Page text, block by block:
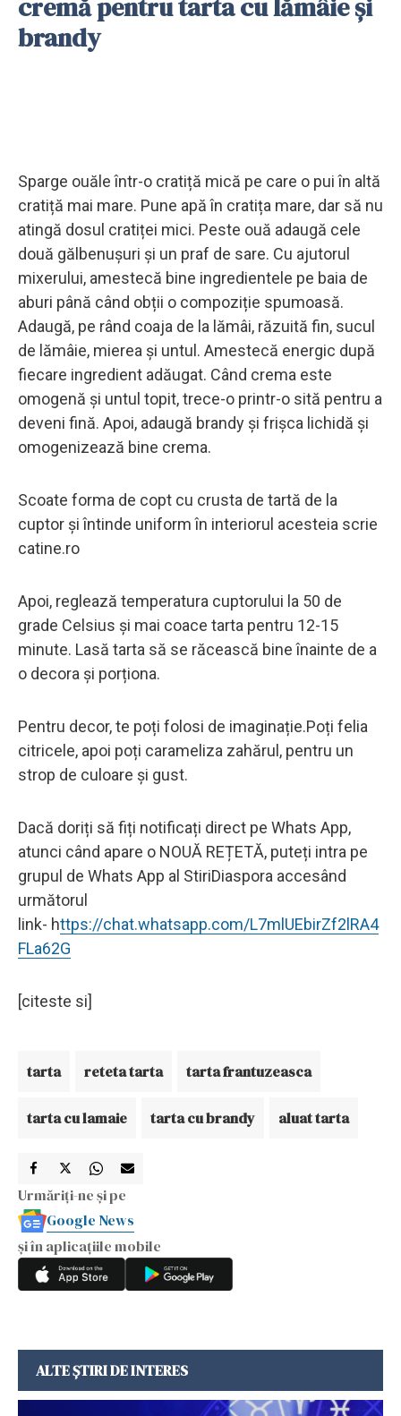
brandy
Sparge ouăle într-o cratiță mică pe care o pui în altă
cratiță mai mare. Pune apă în cratița mare, dar să nu
atingă dosul cratiței mici. Peste ouă adaugă cele
două gălbenușuri și un praf de sare. Cu ajutorul
mixerului, amestecă bine ingredientele pe baia de
aburi până când obții o compoziție spumoasă.
Adaugă, pe rând coaja de la lămâi, răzuită fin, sucul
de lămâie, mierea și untul. Amestecă energic după
fiecare ingredient adăugat. Când crema este
omogenă și untul topit, trece-o printr-o sită pentru a
deveni fină. Apoi, adaugă brandy și frișca lichidă și
omogenizează bine crema.
Scoate forma de copt cu crusta de tartă de la
cuptor și întinde uniform în interiorul acesteia scrie
catine.ro
Apoi, reglează temperatura cuptorului la 50 de
grade Celsius și mai coace tarta pentru 12-15
minute. Lasă tarta să se răcească bine înainte de a
o decora și porționa.
Pentru decor, te poți folosi de imaginație.Poți felia
citricele, apoi poți carameliza zahărul, pentru un
strop de culoare și gust.
Dacă doriți să fiți notificați direct pe Whats App,
atunci când apare o NOUĂ REȚETĂ, puteți intra pe
grupul de Whats App al StiriDiaspora accesând
următorul
link- https://chat.whatsapp.com/L7mlUEbirZf2lRA4
FLa62G
[citeste si]
tarta reteta tarta tarta frantuzeasca
tarta cu lamaie tarta cu brandy aluat tarta
Urmăriți-ne și pe
Google News
și în aplicațiile mobile
ALTE ȘTIRI DE INTERES